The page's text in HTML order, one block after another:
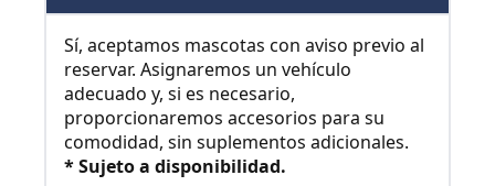
Sí, aceptamos mascotas con aviso previo al
reservar. Asignaremos un vehículo
adecuado y, si es necesario,
proporcionaremos accesorios para su
comodidad, sin suplementos adicionales.
* Sujeto a disponibilidad.